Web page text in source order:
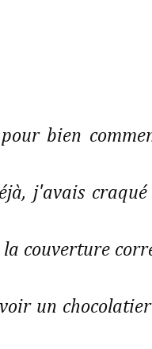
bien
j'avais
couverture
un